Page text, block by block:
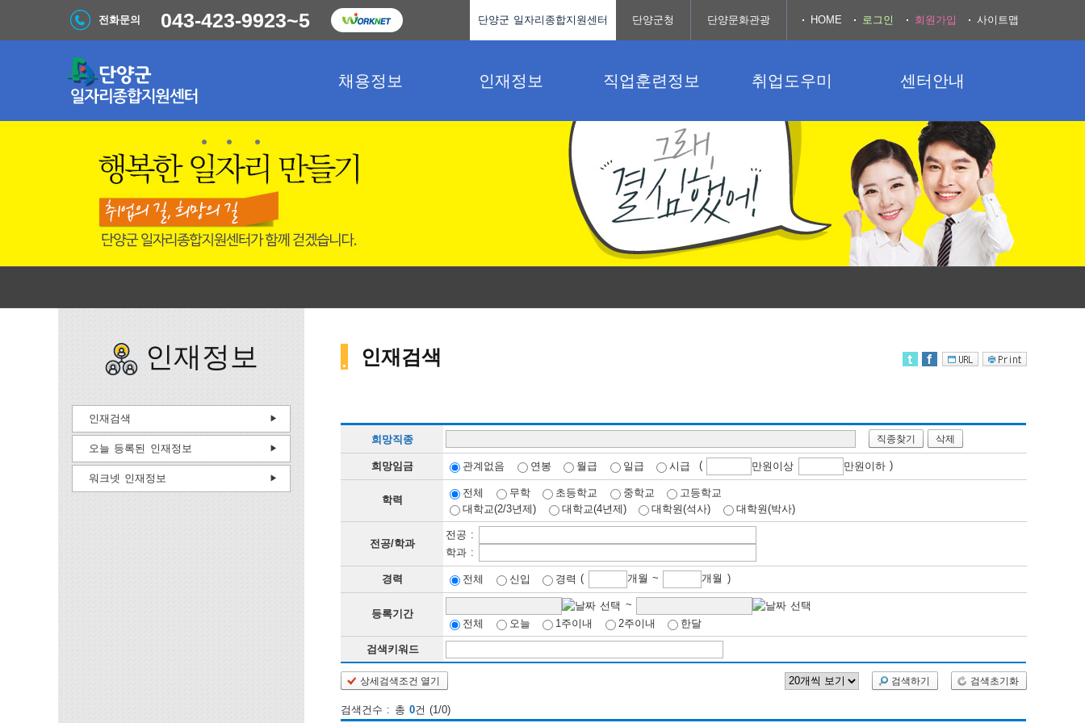
채용정보 인재정보 직업훈련정보 취업도우미 센터안내
전화문의 043-423-9923~5 단양군 일자리종합지원센터 단양군청 단양문화관광 HOME 로그인 회원가입 사이트맵
인재검색
희망직종 직종찾기 삭제
희망임금 관계없음 연봉 월급 일급 시급 ( 만원이상 만원이하 )
학력
전체 무학 초등학교 중학교
고등학교
대학교(2/3년제)
대학교(4년제) 대학원(석사) 대학원(박사)
전공/학과
전공 :
학과 :
경력 전체 신입 경력 ( 개월 ~ 개월 )
등록기간
~
전체
오늘 1주이내 2주이내 한달
검색키워드
상세검색조건 열기 검색하기 검색초기화
검색건수 : 총 0건 (1/0)
인재정보
인재검색
오늘 등록된 인재정보
워크넷 인재정보